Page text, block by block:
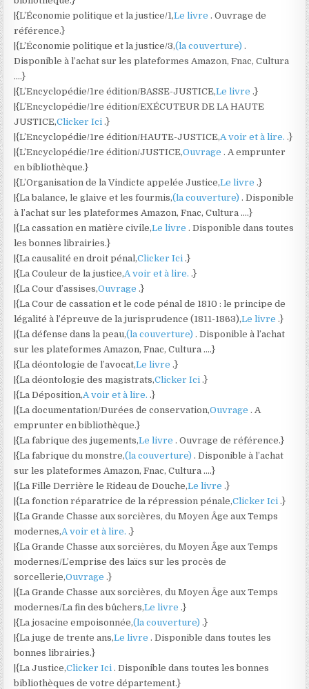
|{L’Économie politique et la justice/1,Le livre. Ouvrage de
référence.}
|{L’Économie politique et la justice/3,(la couverture).
Disponible à l’achat sur les plateformes Amazon, Fnac, Cultura
….}
|{L’Encyclopédie/1re édition/BASSE-JUSTICE,Le livre.}
|{L’Encyclopédie/1re édition/EXÉCUTEUR DE LA HAUTE
JUSTICE,Clicker Ici.}
|{L’Encyclopédie/1re édition/HAUTE-JUSTICE,A voir et à lire..}
|{L’Encyclopédie/1re édition/JUSTICE,Ouvrage. A emprunter
en bibliothèque.}
|{L’Organisation de la Vindicte appelée Justice,Le livre.}
|{La balance, le glaive et les fourmis,(la couverture). Disponible
à l’achat sur les plateformes Amazon, Fnac, Cultura ….}
|{La cassation en matière civile,Le livre. Disponible dans toutes
les bonnes librairies.}
|{La causalité en droit pénal,Clicker Ici.}
|{La Couleur de la justice,A voir et à lire..}
|{La Cour d’assises,Ouvrage.}
|{La Cour de cassation et le code pénal de 1810 : le principe de
légalité à l’épreuve de la jurisprudence (1811-1863),Le livre.}
|{La défense dans la peau,(la couverture). Disponible à l’achat
sur les plateformes Amazon, Fnac, Cultura ….}
|{La déontologie de l’avocat,Le livre.}
|{La déontologie des magistrats,Clicker Ici.}
|{La Déposition,A voir et à lire..}
|{La documentation/Durées de conservation,Ouvrage. A
emprunter en bibliothèque.}
|{La fabrique des jugements,Le livre. Ouvrage de référence.}
|{La fabrique du monstre,(la couverture). Disponible à l’achat
sur les plateformes Amazon, Fnac, Cultura ….}
|{La Fille Derrière le Rideau de Douche,Le livre.}
|{La fonction réparatrice de la répression pénale,Clicker Ici.}
|{La Grande Chasse aux sorcières, du Moyen Âge aux Temps
modernes,A voir et à lire..}
|{La Grande Chasse aux sorcières, du Moyen Âge aux Temps
modernes/L’emprise des laïcs sur les procès de
sorcellerie,Ouvrage.}
|{La Grande Chasse aux sorcières, du Moyen Âge aux Temps
modernes/La fin des bûchers,Le livre.}
|{La josacine empoisonnée,(la couverture).}
|{La juge de trente ans,Le livre. Disponible dans toutes les
bonnes librairies.}
|{La Justice,Clicker Ici. Disponible dans toutes les bonnes
bibliothèques de votre département.}